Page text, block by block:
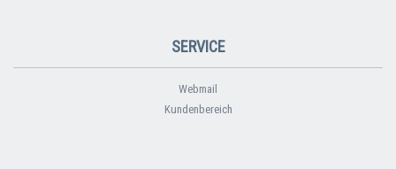
SERVICE
Webmail
Kundenbereich